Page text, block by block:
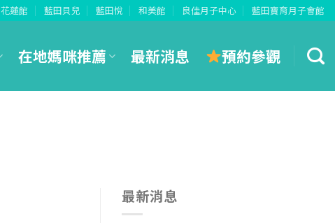
花蓮館 藍田貝兒 藍田悅 和美館 良佳月子中心 藍田寶育月子會館
在地媽咪推薦 最新消息 預約參觀
最新消息